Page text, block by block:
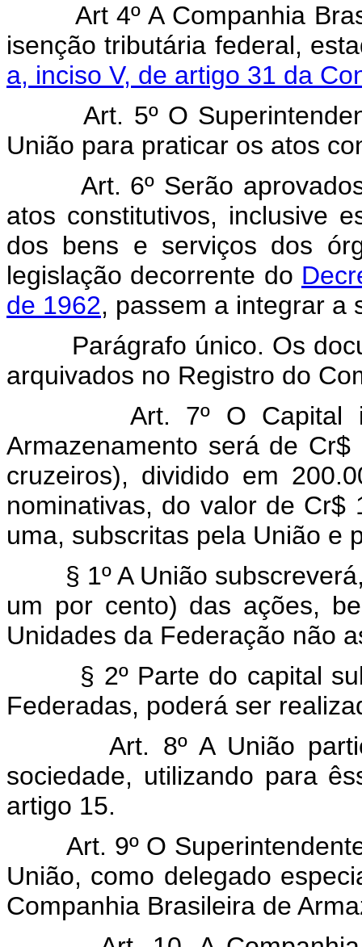
Art 4º A Companhia
isenção tributária federal,
a, inciso V, de artigo 31 da
Art. 5º O
União para praticar os atos
Art. 6º Serão
atos constitutivos, inclusive
dos bens e serviços dos
legislação decorrente do
de 1962, passem a integrar a
Parágrafo único. Os
arquivados no Registro do
Art. 7º O Capital
Armazenamento será de
cruzeiros), dividido em
nominativas, do valor de Cr$
uma, subscritas pela União e
§ 1º A União
um por cento) das ações,
Unidades da Federação não
§ 2º Parte do capital
Federadas, poderá ser
Art. 8º A União
sociedade, utilizando para
artigo 15.
Art. 9º O
União, como delegado
Companhia Brasileira de